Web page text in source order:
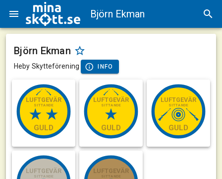
Björn Ekman
Björn Ekman
Heby Skytteförening INFO
LUFTGEVÄR
SITTANDE
GULD
LUFTGEVÄR
SITTANDE
GULD
LUFTGEVÄR
SITTANDE
GULD
LUFTGEVÄR
SITTANDE
LUFTGEVÄR
SITTANDE